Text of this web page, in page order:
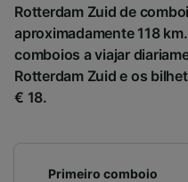
Rotterdam Zuid de
aproximadamente 118
comboios a viajar
Rotterdam Zuid e os
€ 18.
Primeiro comboio